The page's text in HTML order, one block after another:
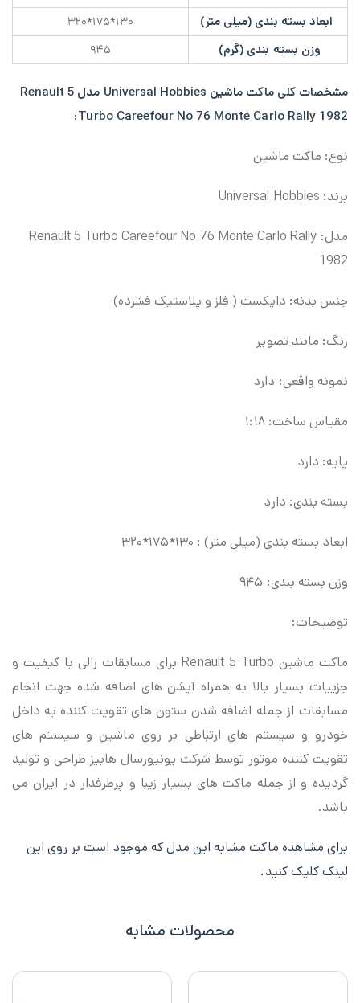
ابعاد بسته بندی (میلی متر) ۱۳۰*۱۷۵*۳۲۰
وزن بسته بندی (گرم) ۹۴۵
مشخصات کلی ماکت
ماشین Universal Hobbies مدل Renault 5
Turbo Careefour No 76 Monte Carlo Rally 1982:
نوع: ماکت ماشین
برند: Universal Hobbies
مدل: Renault 5 Turbo Careefour No 76 Monte Carlo Rally
1982
جنس بدنه: دایکست ( فلز و پلاستیک فشرده)
رنگ: مانند تصویر
نمونه واقعی: دارد
مقیاس ساخت: ۱:۱۸
پایه: دارد
بسته بندی: دارد
ابعاد بسته بندی (میلی متر) : ۱۳۰*۱۷۵*۳۲۰
وزن بسته بندی: ۹۴۵
توضیحات:
ماکت ماشین Renault 5 Turbo برای مسابقات رالی با کیفیت و
جزییات بسیار بالا به همراه آپشن های اضافه شده جهت انجام
مسابقات از جمله اضافه شدن ستون های تقویت کننده به داخل
خودرو و سیستم های ارتباطی بر روی ماشین و سیستم های
تقویت کننده موتور توسط شرکت یونیورسال هابیز طراحی و تولید
گردیده و از جمله ماکت های بسیار زیبا و پرطرفدار در ایران می
باشد.
برای مشاهده ماکت مشابه این مدل که موجود است بر روی این
لینک کلیک کنید.
محصولات مشابه